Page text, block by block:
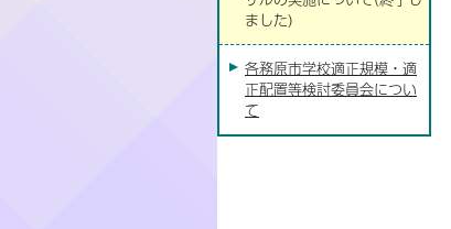
ました)
各務原市学校適正規模・適
正配置等検討委員会につい
て